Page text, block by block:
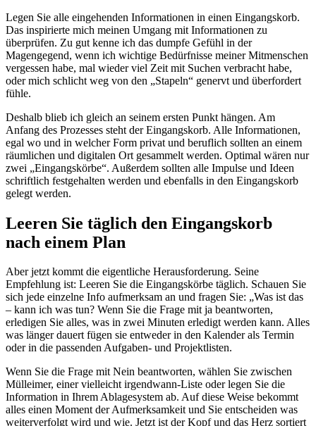
Legen Sie alle eingehenden Informationen in einen Eingangskorb.
Das inspirierte mich meinen Umgang mit Informationen zu
überprüfen. Zu gut kenne ich das dumpfe Gefühl in der
Magengegend, wenn ich wichtige Bedürfnisse meiner Mitmenschen
vergessen habe, mal wieder viel Zeit mit Suchen verbracht habe,
oder mich schlicht weg von den „Stapeln“ genervt und überfordert
fühle.
Deshalb blieb ich gleich an seinem ersten Punkt hängen. Am
Anfang des Prozesses steht der Eingangskorb. Alle Informationen,
egal wo und in welcher Form privat und beruflich sollten an einem
räumlichen und digitalen Ort gesammelt werden. Optimal wären nur
zwei „Eingangskörbe“. Außerdem sollten alle Impulse und Ideen
schriftlich festgehalten werden und ebenfalls in den Eingangskorb
gelegt werden.
Leeren Sie täglich den Eingangskorb
nach einem Plan
Aber jetzt kommt die eigentliche Herausforderung. Seine
Empfehlung ist: Leeren Sie die Eingangskörbe täglich. Schauen Sie
sich jede einzelne Info aufmerksam an und fragen Sie: „Was ist das
– kann ich was tun? Wenn Sie die Frage mit ja beantworten,
erledigen Sie alles, was in zwei Minuten erledigt werden kann. Alles
was länger dauert fügen sie entweder in den Kalender als Termin
oder in die passenden Aufgaben- und Projektlisten.
Wenn Sie die Frage mit Nein beantworten, wählen Sie zwischen
Mülleimer, einer vielleicht irgendwann-Liste oder legen Sie die
Information in Ihrem Ablagesystem ab. Auf diese Weise bekommt
alles einen Moment der Aufmerksamkeit und Sie entscheiden was
weiterverfolgt wird und wie. Jetzt ist der Kopf und das Herz sortiert